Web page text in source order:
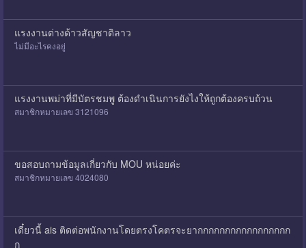
แรงงานต่างด้าวสัญชาติลาว
ไม่มีอะไรคงอยู่
แรงงานพม่าที่มีบัตรชมพู ต้องดำเนินการยังไงให้ถูกต้องครบถ้วน
สมาชิกหมายเลข 3121096
ขอสอบถามข้อมูลเกี่ยวกับ MOU หน่อยค่ะ
สมาชิกหมายเลข 4024080
เดี๋ยวนี้ ais ติดต่อพนักงานโดยตรงโคตรจะยากกกกกกกกกกกกกกกกก
ก